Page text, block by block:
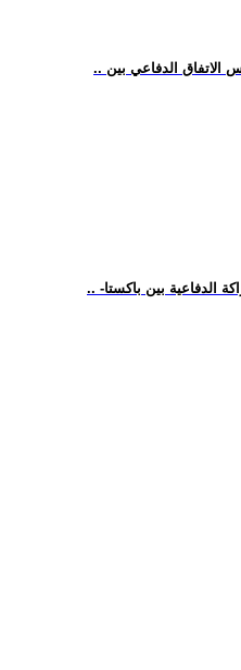
الاتفاق الدفاعي بين
الدفاعية بين باكستا